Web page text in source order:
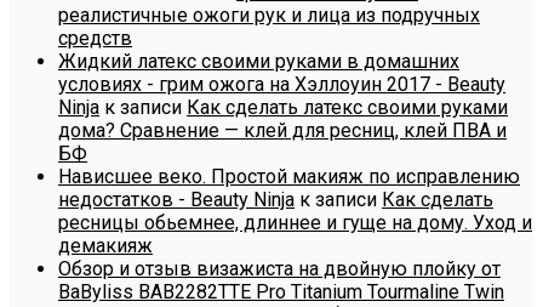
реалистичные ожоги рук и лица из подручных
средств
Жидкий латекс своими руками в домашних
условиях - грим ожога на Хэллоуин 2017 - Beauty
Ninja к записи Как сделать латекс своими руками
дома? Сравнение — клей для ресниц, клей ПВА и
БФ
Нависшее веко. Простой макияж по исправлению
недостатков - Beauty Ninja к записи Как сделать
ресницы обьемнее, длиннее и гуще на дому. Уход и
демакияж
Обзор и отзыв визажиста на двойную плойку от
BaByliss BAB2282TTE Pro Titanium Tourmaline Twin